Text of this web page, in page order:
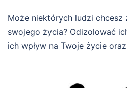
Może niektórych ludzi chcesz
swojego życia? Odizolować
ich wpływ na Twoje życie